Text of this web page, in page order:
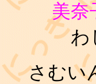
美奈
わ
さむい